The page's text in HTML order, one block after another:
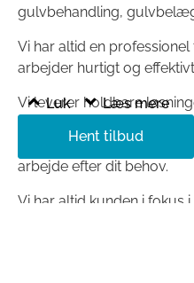
gulvbehandling,
Vi har altid en
arbejder hurtigt og
Vi leverer holdbare
fleksible i vores
arbejde efter dit behov.
Vi har altid kunden i fokus
Luk
Læs mere
Hent tilbud